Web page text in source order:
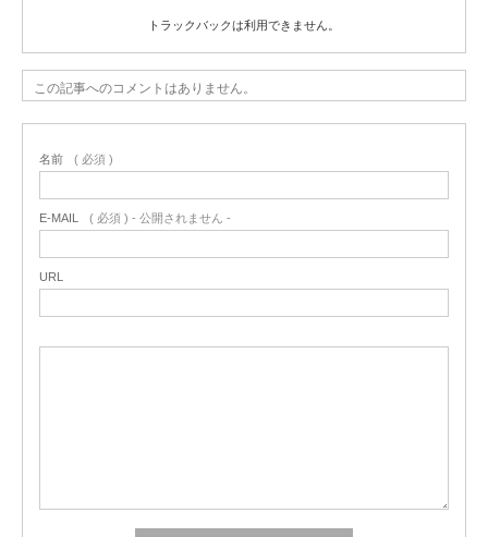
トラックバックは利用できません。
この記事へのコメントはありません。
名前 ( 必須 )
E-MAIL ( 必須 ) - 公開されません -
URL